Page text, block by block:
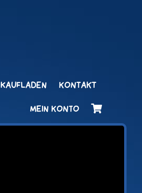
KAUFLADEN KONTAKT
MEIN KONTO